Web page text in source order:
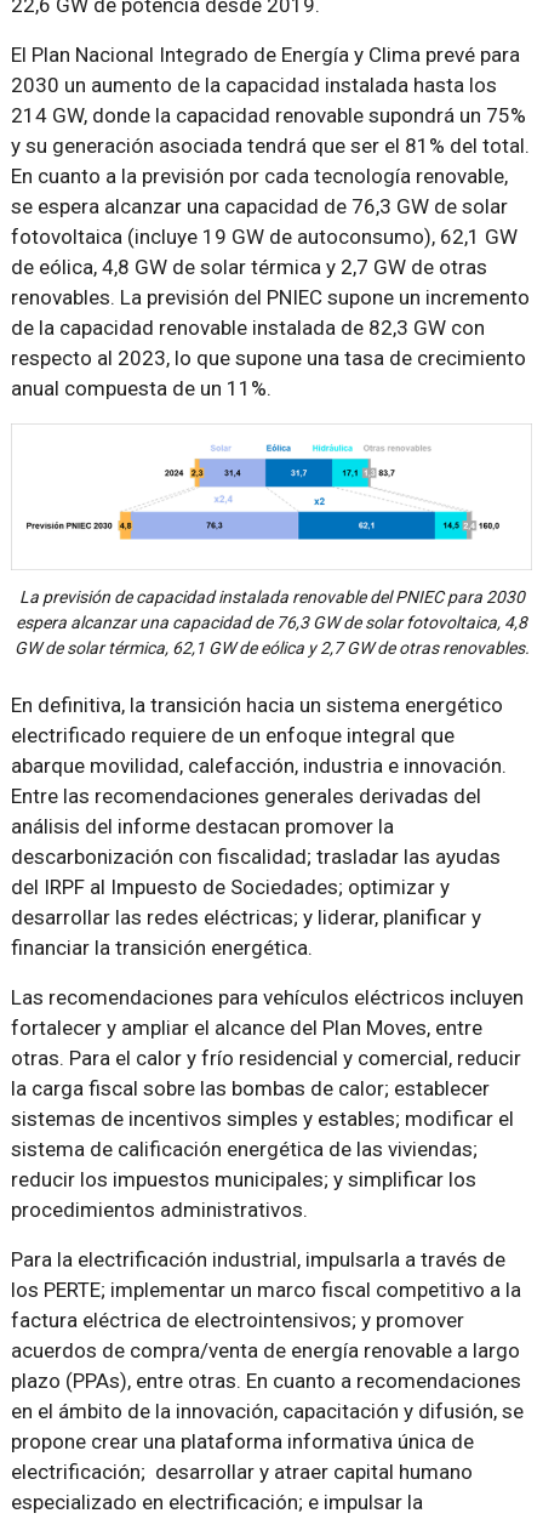
22,6 GW de potencia desde 2019.
El Plan Nacional Integrado de Energía y Clima prevé para
2030 un aumento de la capacidad instalada hasta los
214 GW, donde la capacidad renovable supondrá un 75%
y su generación asociada tendrá que ser el 81% del total.
En cuanto a la previsión por cada tecnología renovable,
se espera alcanzar una capacidad de 76,3 GW de solar
fotovoltaica (incluye 19 GW de autoconsumo), 62,1 GW
de eólica, 4,8 GW de solar térmica y 2,7 GW de otras
renovables. La previsión del PNIEC supone un incremento
de la capacidad renovable instalada de 82,3 GW con
respecto al 2023, lo que supone una tasa de crecimiento
anual compuesta de un 11%.
La previsión de capacidad instalada renovable del PNIEC para 2030
espera alcanzar una capacidad de 76,3 GW de solar fotovoltaica, 4,8
GW de solar térmica, 62,1 GW de eólica y 2,7 GW de otras renovables.
En definitiva, la transición hacia un sistema energético
electrificado requiere de un enfoque integral que
abarque movilidad, calefacción, industria e innovación.
Entre las recomendaciones generales derivadas del
análisis del informe destacan promover la
descarbonización con fiscalidad; trasladar las ayudas
del IRPF al Impuesto de Sociedades; optimizar y
desarrollar las redes eléctricas; y liderar, planificar y
financiar la transición energética.
Las recomendaciones para vehículos eléctricos incluyen
fortalecer y ampliar el alcance del Plan Moves, entre
otras. Para el calor y frío residencial y comercial, reducir
la carga fiscal sobre las bombas de calor; establecer
sistemas de incentivos simples y estables; modificar el
sistema de calificación energética de las viviendas;
reducir los impuestos municipales; y simplificar los
procedimientos administrativos.
Para la electrificación industrial, impulsarla a través de
los PERTE; implementar un marco fiscal competitivo a la
factura eléctrica de electrointensivos; y promover
acuerdos de compra/venta de energía renovable a largo
plazo (PPAs), entre otras. En cuanto a recomendaciones
en el ámbito de la innovación, capacitación y difusión, se
propone crear una plataforma informativa única de
electrificación; desarrollar y atraer capital humano
especializado en electrificación; e impulsar la